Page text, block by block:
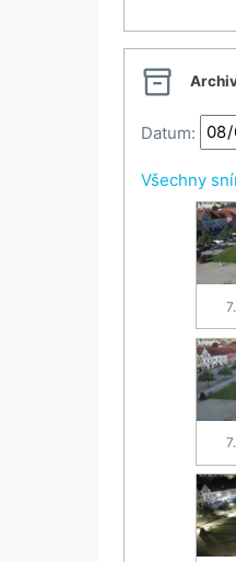

Datum:
Všechny